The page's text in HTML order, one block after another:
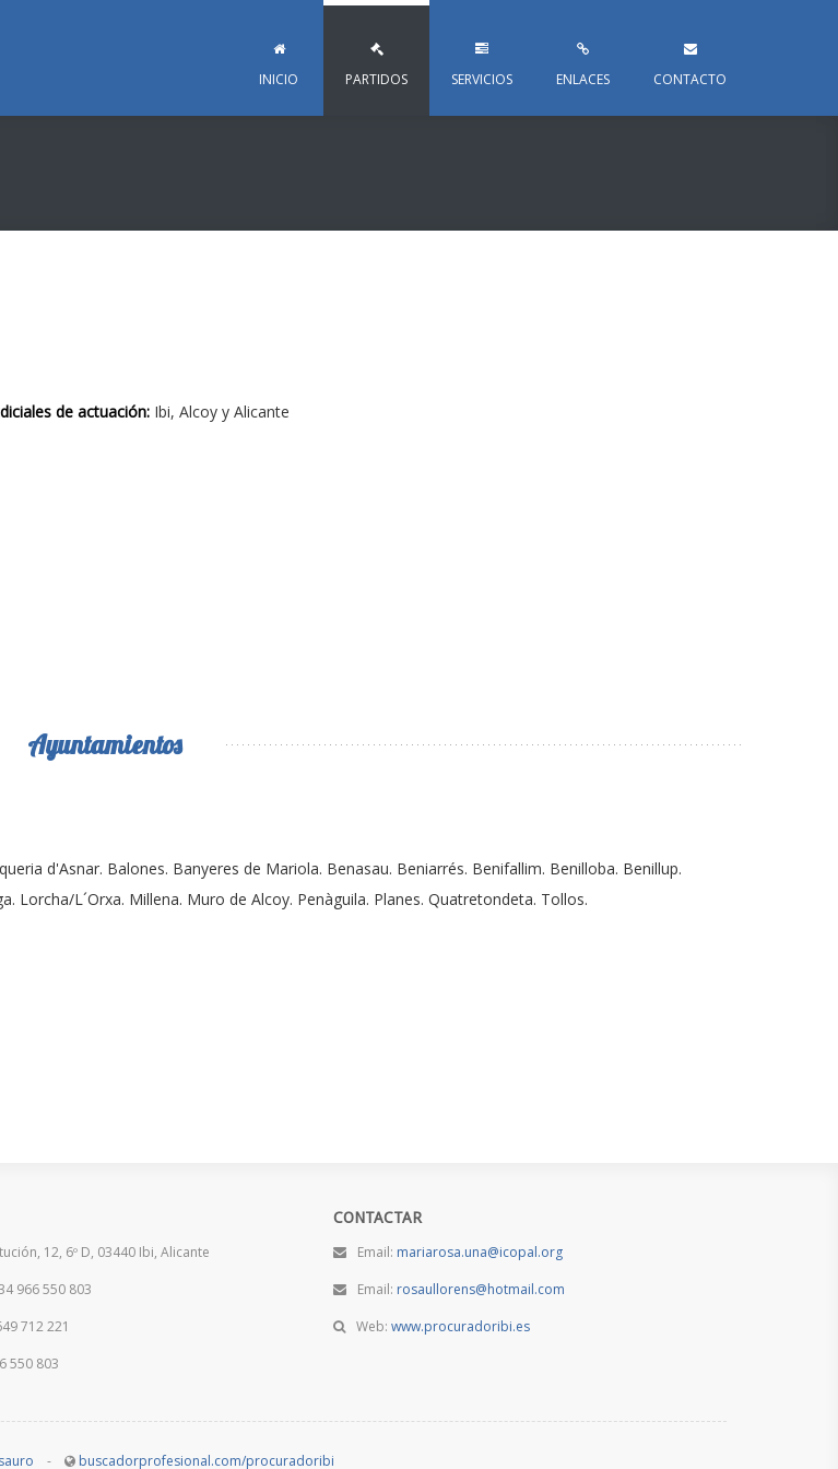
INICIO PARTIDOS SERVICIOS ENLACES CONTACTO
de actuación: Ibi, Alcoy y Alicante
Ayuntamientos
d'Asnar. Balones. Banyeres de Mariola. Benasau. Beniarrés. Benifallim. Benilloba. Benillup.
Lorcha/L´Orxa. Millena. Muro de Alcoy. Penàguila. Planes. Quatretondeta. Tollos.
12, 6º D, 03440 Ibi, Alicante
966 550 803
712 221
550 803
CONTACTAR
Email: mariarosa.una@icopal.org
Email: rosaullorens@hotmail.com
Web: www.procuradoribi.es
- buscadorprofesional.com/procuradoribi